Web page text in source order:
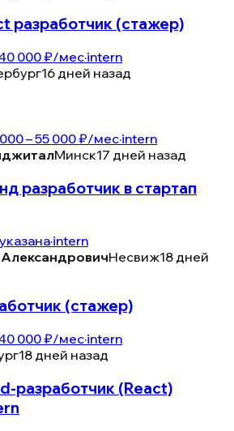
разработчик (стажер)
000 ₽/мес·intern
16 дней назад
– 55 000 ₽/мес·intern
Минск17 дней назад
разработчик в стартап
·intern
Несвиж18 дней
(стажер)
000 ₽/мес·intern
18 дней назад
разработчик (React)